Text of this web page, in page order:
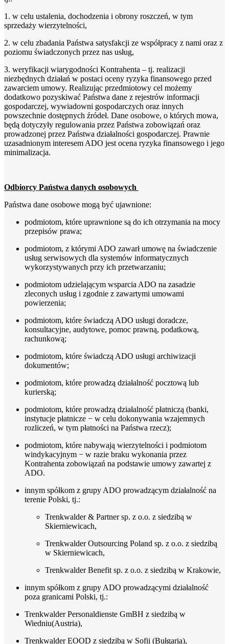
1. w celu ustalenia, dochodzenia i obrony roszczeń, w tym
sprzedaży wierzytelności,
2. w celu zbadania Państwa satysfakcji ze współpracy z nami oraz z
poziomu świadczonych przez nas usług,
3. weryfikacji wiarygodności Kontrahenta – tj. realizacji
niezbędnych działań w postaci oceny ryzyka finansowego przed
zawarciem umowy. Realizując przedmiotowy cel możemy
dodatkowo pozyskiwać Państwa dane z rejestrów informacji
gospodarczej, wywiadowni gospodarczych oraz innych
powszechnie dostępnych źródeł. Dane osobowe, o których mowa,
będą dotyczyły regulowania przez Państwa zobowiązań oraz
prowadzonej przez Państwa działalności gospodarczej. Prawnie
uzasadnionym interesem ADO jest ocena ryzyka finansowego i jego
minimalizacja.
Odbiorcy Państwa danych osobowych
Państwa dane osobowe mogą być ujawnione:
podmiotom, które uprawnione są do ich otrzymania na mocy
przepisów prawa;
podmiotom, z którymi ADO zawarł umowę na świadczenie
usług serwisowych dla systemów informatycznych
wykorzystywanych przy ich przetwarzaniu;
podmiotom udzielającym wsparcia ADO na zasadzie
zleconych usług i zgodnie z zawartymi umowami
powierzenia;
podmiotom, które świadczą ADO usługi doradcze,
konsultacyjne, audytowe, pomoc prawną, podatkową,
rachunkową;
podmiotom, które świadczą ADO usługi archiwizacji
dokumentów;
podmiotom, które prowadzą działalność pocztową lub
kurierską;
podmiotom, które prowadzą działalność płatniczą (banki,
instytucje płatnicze − w celu dokonywania wzajemnych
rozliczeń, w tym płatności na Państwa rzecz);
podmiotom, które nabywają wierzytelności i podmiotom
windykacyjnym − w razie braku wykonania przez
Kontrahenta zobowiązań na podstawie umowy zawartej z
ADO.
innym spółkom z grupy ADO prowadzącym działalność na
terenie Polski, tj.:
Trenkwalder & Partner sp. z o.o. z siedzibą w
Skierniewicach,
Trenkwalder Outsourcing Poland sp. z o.o. z siedzibą
w Skierniewicach,
Trenkwalder Benefit sp. z o.o. z siedzibą w Krakowie,
innym spółkom z grupy ADO prowadzącymi działalność
poza granicami Polski, tj.:
Trenkwalder Personaldienste GmBH z siedzibą w
Wiedniu(Austria),
Trenkwalder EOOD z siedzibą w Sofii (Bułgaria),